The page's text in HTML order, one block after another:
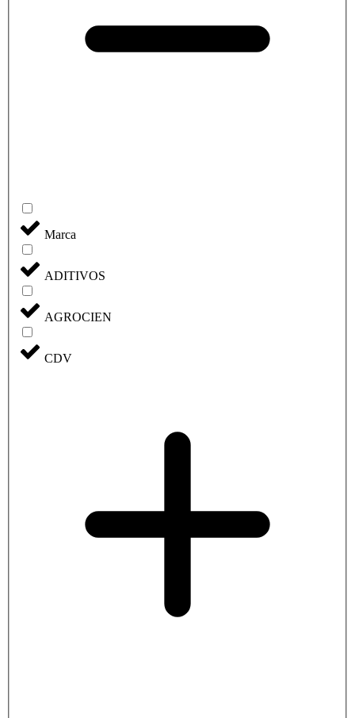
Marca
ADITIVOS
AGROCIEN
CDV